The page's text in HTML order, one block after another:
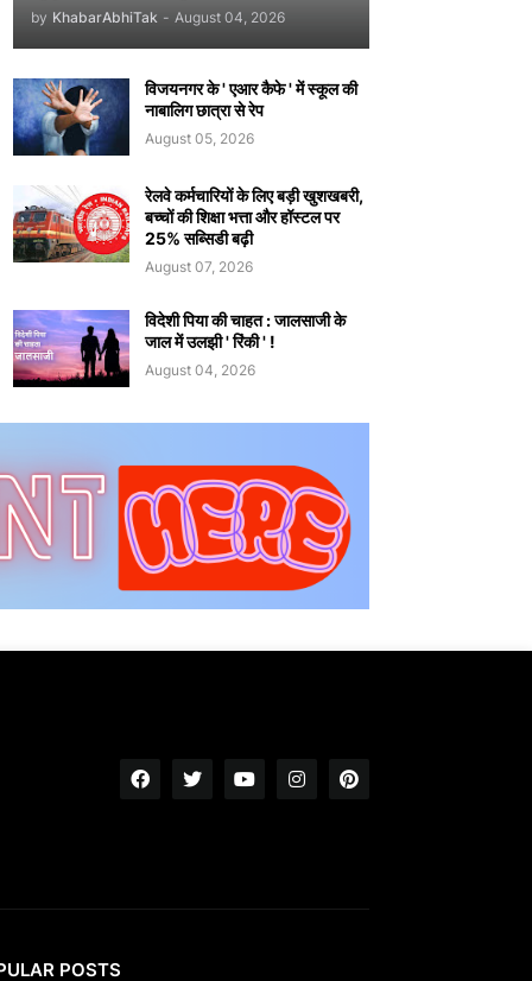
by KhabarAbhiTak - August 04, 2026
विजयनगर के ' एआर कैफे ' में स्कूल की
नाबालिग छात्रा से रेप
August 05, 2026
रेलवे कर्मचारियों के लिए बड़ी खुशखबरी,
बच्चों की शिक्षा भत्ता और हॉस्टल पर
25% सब्सिडी बढ़ी
August 07, 2026
विदेशी पिया की चाहत : जालसाजी के
जाल में उलझी ' रिंकी ' !
August 04, 2026
POSTS